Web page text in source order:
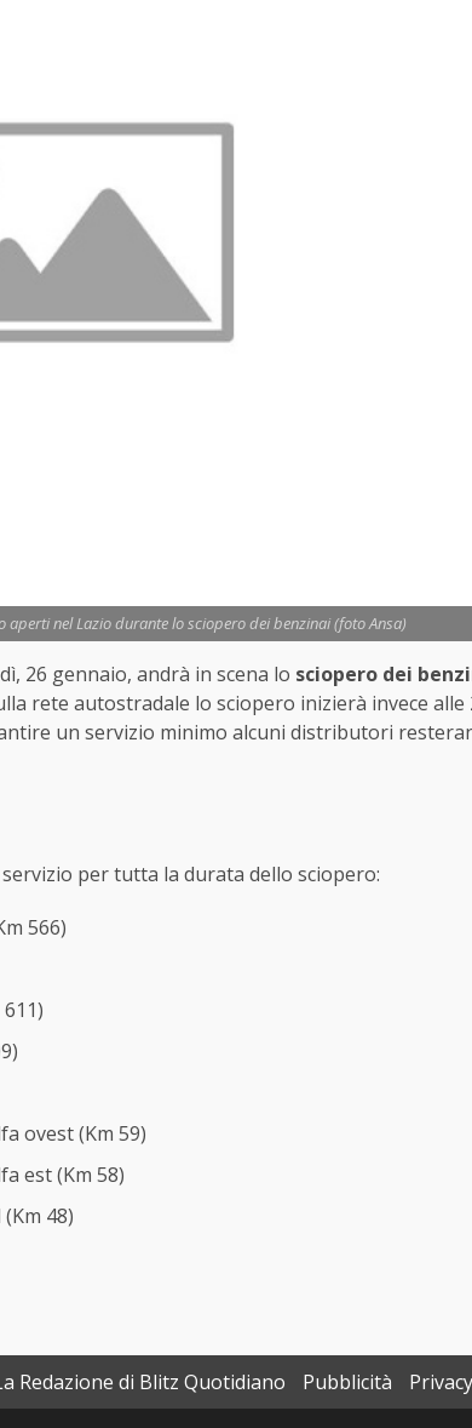
nel Lazio durante lo sciopero dei benzinai (foto Ansa)
26 gennaio, andrà in scena lo sciopero dei
rete autostradale lo sciopero inizierà invece alle
un servizio minimo alcuni distributori
per tutta la durata dello sciopero:
566)
ovest (Km 59)
est (Km 58)
48)
Redazione di Blitz Quotidiano Pubblicità